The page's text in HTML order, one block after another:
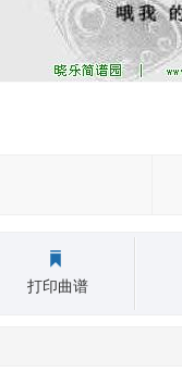
打印曲谱